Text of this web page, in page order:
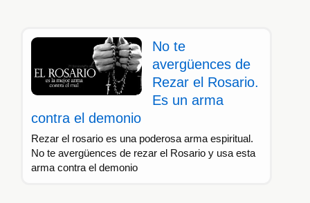
No te
avergüences de
Rezar el Rosario.
Es un arma
contra el demonio
Rezar el rosario es una poderosa arma espiritual.
No te avergüences de rezar el Rosario y usa esta
arma contra el demonio